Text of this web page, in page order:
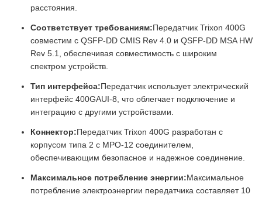
расстояния.
Соответствует требованиям:Передатчик Trixon 400G
совместим с QSFP-DD CMIS Rev 4.0 и QSFP-DD MSA HW
Rev 5.1, обеспечивая совместимость с широким
спектром устройств.
Тип интерфейса:Передатчик использует электрический
интерфейс 400GAUI-8, что облегчает подключение и
интеграцию с другими устройствами.
Коннектор:Передатчик Trixon 400G разработан с
корпусом типа 2 с MPO-12 соединителем,
обеспечивающим безопасное и надежное соединение.
Максимальное потребление энергии:Максимальное
потребление электроэнергии передатчика составляет 10